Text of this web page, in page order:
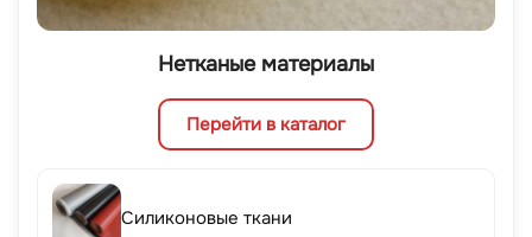
Нетканые материалы
Перейти в каталог
Силиконовые ткани